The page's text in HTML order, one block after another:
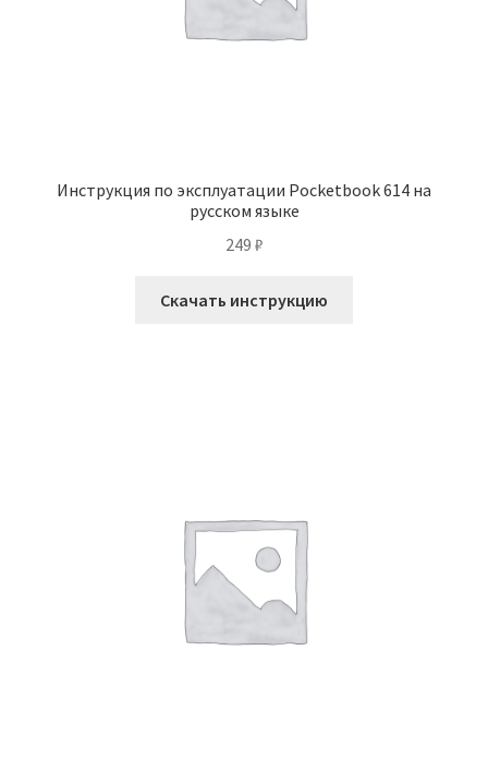
Инструкция по эксплуатации Pocketbook 614 на
русском языке
249 ₽
Скачать инструкцию